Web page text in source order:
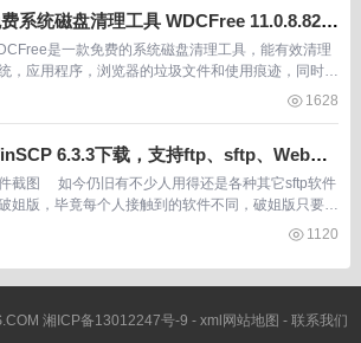
系统磁盘清理工具 WDCFree 11.0.8.822
置免费chatgpt3
是一款免费的系统磁盘清理工具，能有效清理
，应用程序，浏览器的垃圾文件和使用痕迹，同时也
款磁盘碎片整理工具。主要功能有常规清理、高级清
1628
6.3.3下载，支持ftp、sftp、WebDa
scp，开源免费
截图 如今仍旧有不少人用得还是各种其它sftp软件
姐版，毕竟每个人接触到的软件不同，破姐版只要好
掉坑也行。 软件介绍 &nbs...
1120
湘ICP备13012247号-9 -xml网站地图 -联系我们